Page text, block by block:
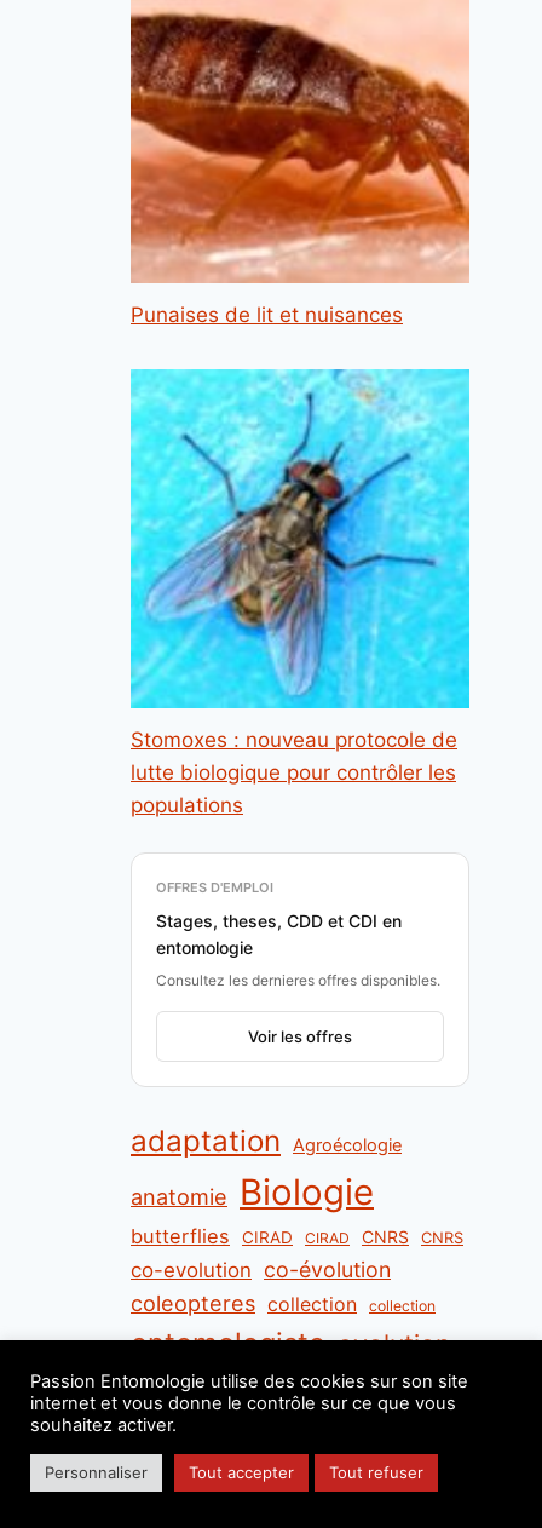
Punaises de lit et nuisances
Stomoxes : nouveau protocole de
lutte biologique pour contrôler les
populations
OFFRES D'EMPLOI
Stages, theses, CDD et CDI en
entomologie
Consultez les dernieres offres disponibles.
Voir les offres
adaptation Agroécologie
anatomie Biologie
butterflies CIRAD CIRAD CNRS CNRS
co-evolution co-évolution
coleopteres collection collection
entomologiste evolution
Evrard Wendenbaum flies fourmis
french guiana Guyane française
hyménoptères INRA
Institut de Recherche sur la Biologie de l'Insecte
Passion Entomologie utilise des cookies sur son site
internet et vous donne le contrôle sur ce que vous
souhaitez activer.
Personnaliser Tout accepter Tout refuser